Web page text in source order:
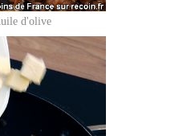
d'olive